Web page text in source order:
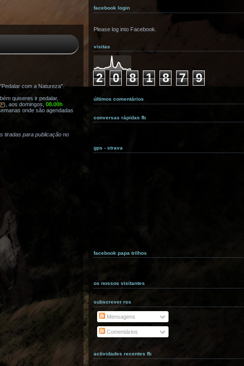
com a Natureza".
quiseres ir pedalar,
), aos domingos, 08.00h
onde são agendadas
tiradas para publicação no
facebook login
Please log into Facebook.
visitas
2 0 8 1 8 7 9
últimos comentários
conversas rápidas fb
gps - strava
facebook papa trilhos
os nossos visitantes
subscrever rss
Mensagens
Comentários
actividades recentes fb